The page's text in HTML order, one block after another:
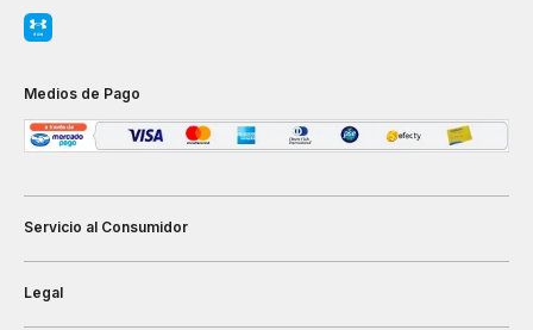
Medios de Pago
Servicio al Consumidor
Legal